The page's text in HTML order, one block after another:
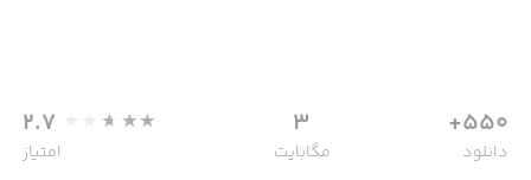
550+
دانلود
3
مگابایت
2.7
امتیاز